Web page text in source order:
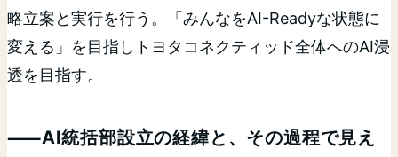
略立案と実行を行う。「みんなをAI-Readyな状態に
変える」を目指しトヨタコネクティッド全体へのAI浸
透を目指す。
⸺AI統括部設立の経緯と、その過程で見え